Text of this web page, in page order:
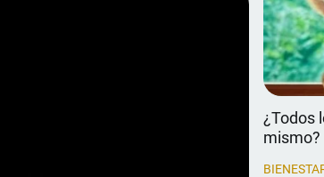
¿Todos
mismo?